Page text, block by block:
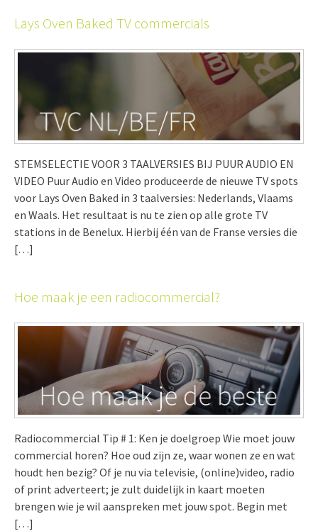
Lays Oven Baked TV commercials
STEMSELECTIE VOOR 3 TAALVERSIES BIJ PUUR AUDIO EN
VIDEO Puur Audio en Video produceerde de nieuwe TV spots
voor Lays Oven Baked in 3 taalversies: Nederlands, Vlaams
en Waals. Het resultaat is nu te zien op alle grote TV
stations in de Benelux. Hierbij één van de Franse versies die
[…]
Hoe maak je een radiocommercial?
Radiocommercial Tip # 1: Ken je doelgroep Wie moet jouw
commercial horen? Hoe oud zijn ze, waar wonen ze en wat
houdt hen bezig? Of je nu via televisie, (online)video, radio
of print adverteert; je zult duidelijk in kaart moeten
brengen wie je wil aanspreken met jouw spot. Begin met
[…]